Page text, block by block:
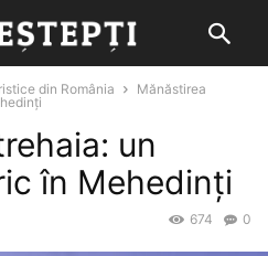
din România
Mănăstirea
un
în Mehedinți
0
674